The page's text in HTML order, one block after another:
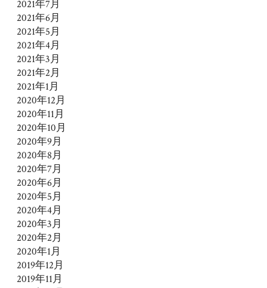
2021年7月
2021年6月
2021年5月
2021年4月
2021年3月
2021年2月
2021年1月
2020年12月
2020年11月
2020年10月
2020年9月
2020年8月
2020年7月
2020年6月
2020年5月
2020年4月
2020年3月
2020年2月
2020年1月
2019年12月
2019年11月